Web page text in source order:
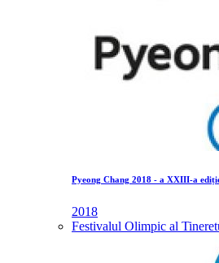
Pyeong Chang 2018 - a XXIII-a
2018
Festivalul Olimpic al